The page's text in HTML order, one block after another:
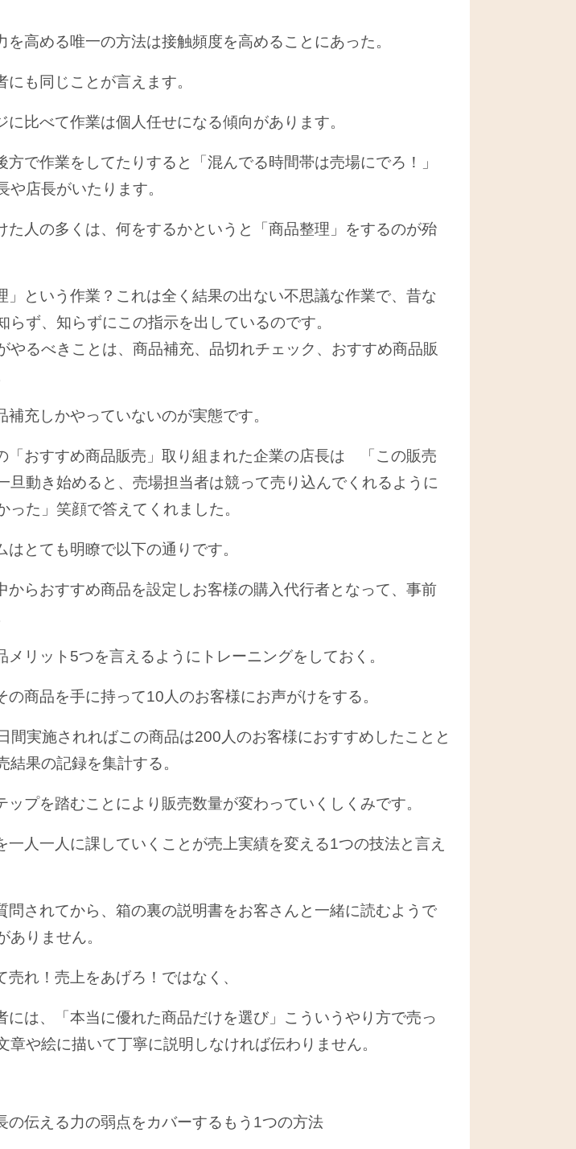
高める唯一の方法は接触頻度を高めることにあった。
も同じことが言えます。
比べて作業は個人任せになる傾向があります。
で作業をしてたりすると「混んでる時間帯は売場にでろ！」
や店長がいたります。
人の多くは、何をするかというと「商品整理」をするのが殆
という作業？これは全く結果の出ない不思議な作業で、昔な
らず、知らずにこの指示を出しているのです。
るべきことは、商品補充、品切れチェック、おすすめ商品販
充しかやっていないのが実態です。
「おすすめ商品販売」取り組まれた企業の店長は 「この販売
旦動き始めると、売場担当者は競って売り込んでくれるように
った」笑顔で答えてくれました。
とても明瞭で以下の通りです。
らおすすめ商品を設定しお客様の購入代行者となって、事前
リット5つを言えるようにトレーニングをしておく。
商品を手に持って10人のお客様にお声がけをする。
実施されればこの商品は200人のお客様におすすめしたことと
結果の記録を集計する。
プを踏むことにより販売数量が変わっていくしくみです。
人一人に課していくことが売上実績を変える1つの技法と言え
されてから、箱の裏の説明書をお客さんと一緒に読むようで
ありません。
れ！売上をあげろ！ではなく、
は、「本当に優れた商品だけを選び」こういうやり方で売っ
章や絵に描いて丁寧に説明しなければ伝わりません。
伝える力の弱点をカバーするもう1つの方法